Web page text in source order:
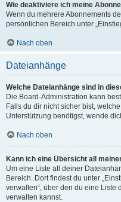
Wie deaktiviere ich meine
Wenn du mehrere Abonnements
persönlichen Bereich unter
Nach oben
Dateianhänge
Welche Dateianhänge sind in
Die Board-Administration kann
Falls du dir nicht sicher bist,
Unterstützung benötigst, wende
Nach oben
Kann ich eine Übersicht all
Um eine Liste all deiner
Bereich. Dort findest du unter
verwalten“, über den du eine
verwalten kannst.